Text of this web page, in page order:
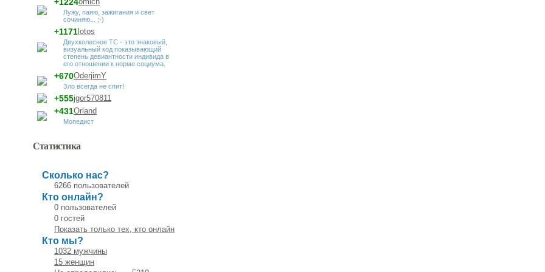
Лужу, паяю, зажигания и свет
сочиняю... ;-)
lotos
+1171
Двухколесное ТС - это знаковый,
визуальный код показывающий
степень девиантности индивида в
его отношении к норме социума.
OderjimY
+670
Зло всегда не спит!
jgor570811
+555
Orland
+431
Мопедист
Статистика
Сколько нас?
6266 пользователей
Кто онлайн?
0 пользователей
0 гостей
Показать только тех, кто онлайн
Кто мы?
1032 мужчины
15 женщин